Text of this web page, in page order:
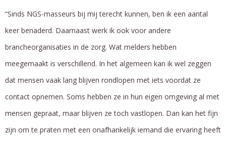
“Sinds NGS-masseurs bij mij terecht kunnen, ben ik een aantal
keer benaderd. Daarnaast werk ik ook voor andere
brancheorganisaties in de zorg. Wat melders hebben
meegemaakt is verschillend. In het algemeen kan ik wel zeggen
dat mensen vaak lang blijven rondlopen met iets voordat ze
contact opnemen. Soms hebben ze in hun eigen omgeving al met
mensen gepraat, maar blijven ze toch vastlopen. Dan kan het fijn
zijn om te praten met een onafhankelijk iemand die ervaring heeft